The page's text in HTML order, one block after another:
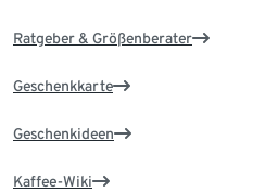
Ratgeber & Größenberater
Geschenkkarte
Geschenkideen
Kaffee-Wiki